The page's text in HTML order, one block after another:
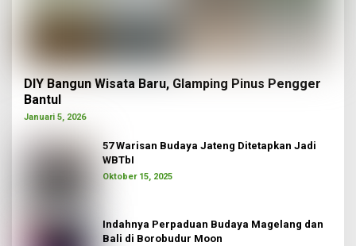
DIY Bangun Wisata Baru, Glamping Pinus Pengger
Bantul
Januari 5, 2026
57 Warisan Budaya Jateng Ditetapkan Jadi
WBTbI
Oktober 15, 2025
Indahnya Perpaduan Budaya Magelang dan
Bali di Borobudur Moon